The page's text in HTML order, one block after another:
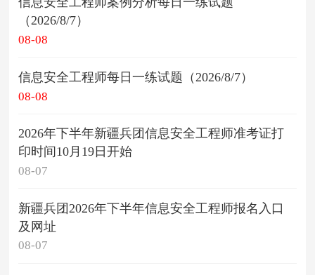
（2026/8/7）
08-08
信息安全工程师每日一练试题（2026/8/7）
08-08
2026年下半年新疆兵团信息安全工程师准考证打
印时间10月19日开始
08-07
新疆兵团2026年下半年信息安全工程师报名入口
及网址
08-07